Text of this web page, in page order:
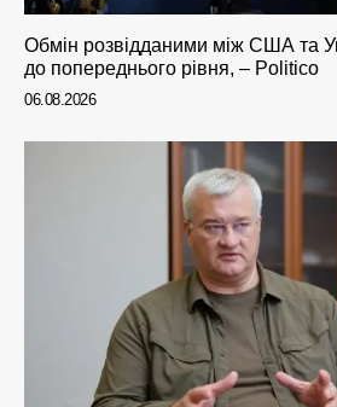
Обмін розвідданими між США та
до попереднього рівня, – Politico
06.08.2026